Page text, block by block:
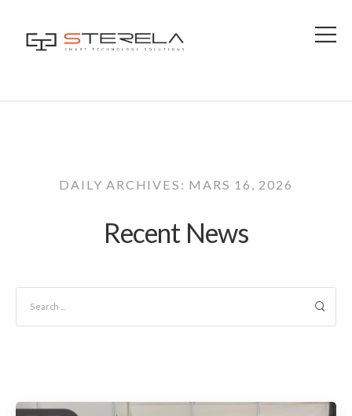
DAILY ARCHIVES: MARS 16, 2026
Recent News